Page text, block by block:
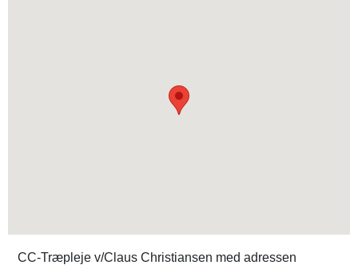
CC-Træpleje v/Claus Christiansen med adressen